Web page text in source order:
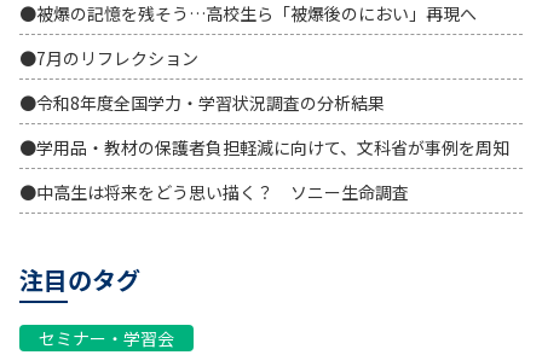
●被爆の記憶を残そう…高校生ら「被爆後のにおい」再現へ
●7月のリフレクション
●令和8年度全国学力・学習状況調査の分析結果
●学用品・教材の保護者負担軽減に向けて、文科省が事例を周知
●中高生は将来をどう思い描く？ ソニー生命調査
注目のタグ
セミナー・学習会